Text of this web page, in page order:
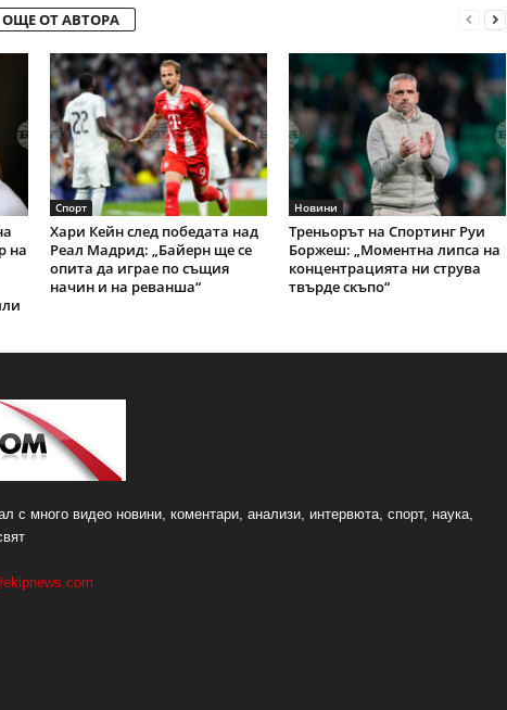
ОЩЕ ОТ АВТОРА
на
Спорт
Хари Кейн след победата над
Реал Мадрид: „Байерн ще се
опита да играе по същия
начин и на реванша“
Новини
Треньорът на Спортинг Руи
Боржеш: „Моментна липса на
концентрацията ни струва
твърде скъпо“
с много видео новини, коментари, анализи, интервюта, спорт, наука,